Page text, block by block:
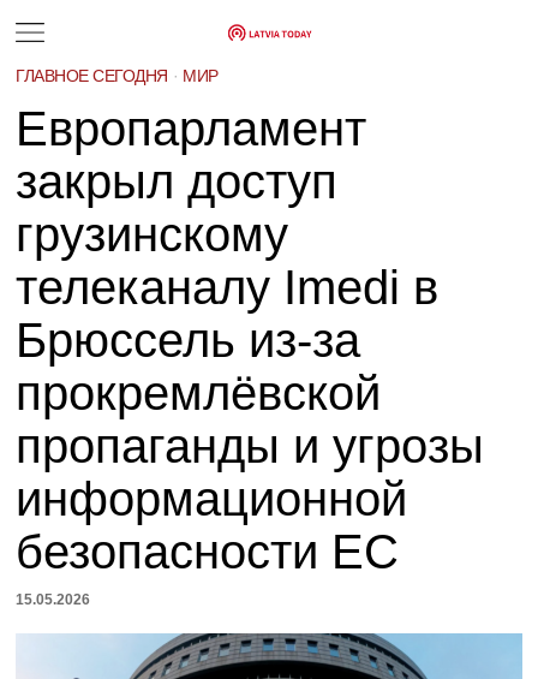
ГЛАВНОЕ СЕГОДНЯ · МИР
Европарламент
закрыл доступ
грузинскому
телеканалу Imedi в
Брюссель из-за
прокремлёвской
пропаганды и угрозы
информационной
безопасности ЕС
15.05.2026